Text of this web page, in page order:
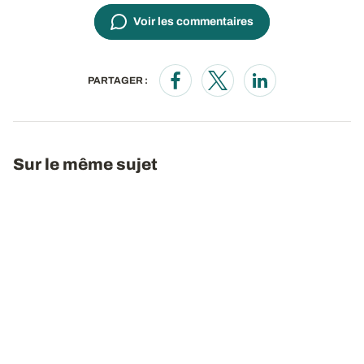
Voir les commentaires
PARTAGER :
Opens in a new window
Opens in a new window
Opens in a new
Sur le même sujet